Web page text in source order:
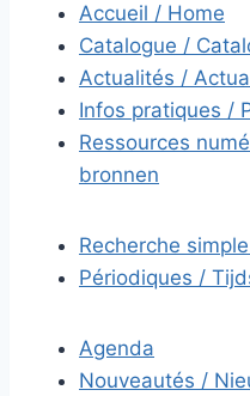
Accueil / Home
Catalogue /
Actualités /
Infos pratiques /
Ressources
bronnen
Recherche
Périodiques /
Agenda
Nouveautés /